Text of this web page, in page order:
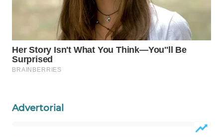
Advertorial
WAHANA
PERSONA
OTOMOTIF